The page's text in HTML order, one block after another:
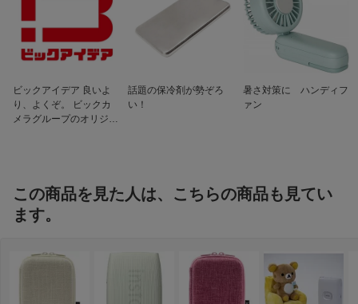
ビックアイデア 良いよ
り、よくぞ。 ビックカ
メラグループのオリジナ
話題の保冷剤が勢ぞろ
い！
暑さ対策に ハンディフ
ァン
この商品を見た人は、こちらの商品も見てい
ます。